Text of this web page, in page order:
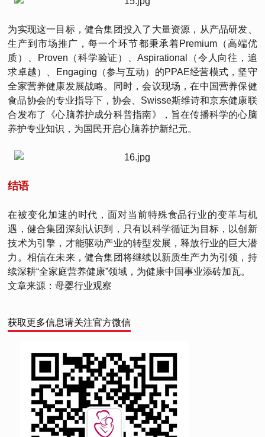
为实现这一目标，健合集团投入了大量资源，从产品研发、
生产到市场推广，每一个环节都秉承着Premium（高端优
质）、Proven（科学验证）、Aspirational（令人向往，追
求卓越）、Engaging（参与互动）的PPAE经营模式，坚守
全家营养健康发展战略。同时，会议现场，在中国营养保健
食品协会的专业指导下，协会、Swisse斯维诗和京东健康联
合发布了《心脑养护成分科普指南》，旨在传播科学的心脑
养护专业知识，为国民开启心脑养护新纪元。
结语
在被变化加速的时代，面对当前特殊食品行业的变革与机
遇，健合集团深刻认识到，只有以科学循证为目标，以创新
技术为引擎，才能驱动产业的转型发展，释放行业的巨大潜
力。相信在未来，健合集团将继续以新质生产力为引领，持
续深耕“全家庭营养健康”领域，为健康中国事业添砖加瓦。
文章来源：母婴行业观察
获取更多信息请关注官方微信